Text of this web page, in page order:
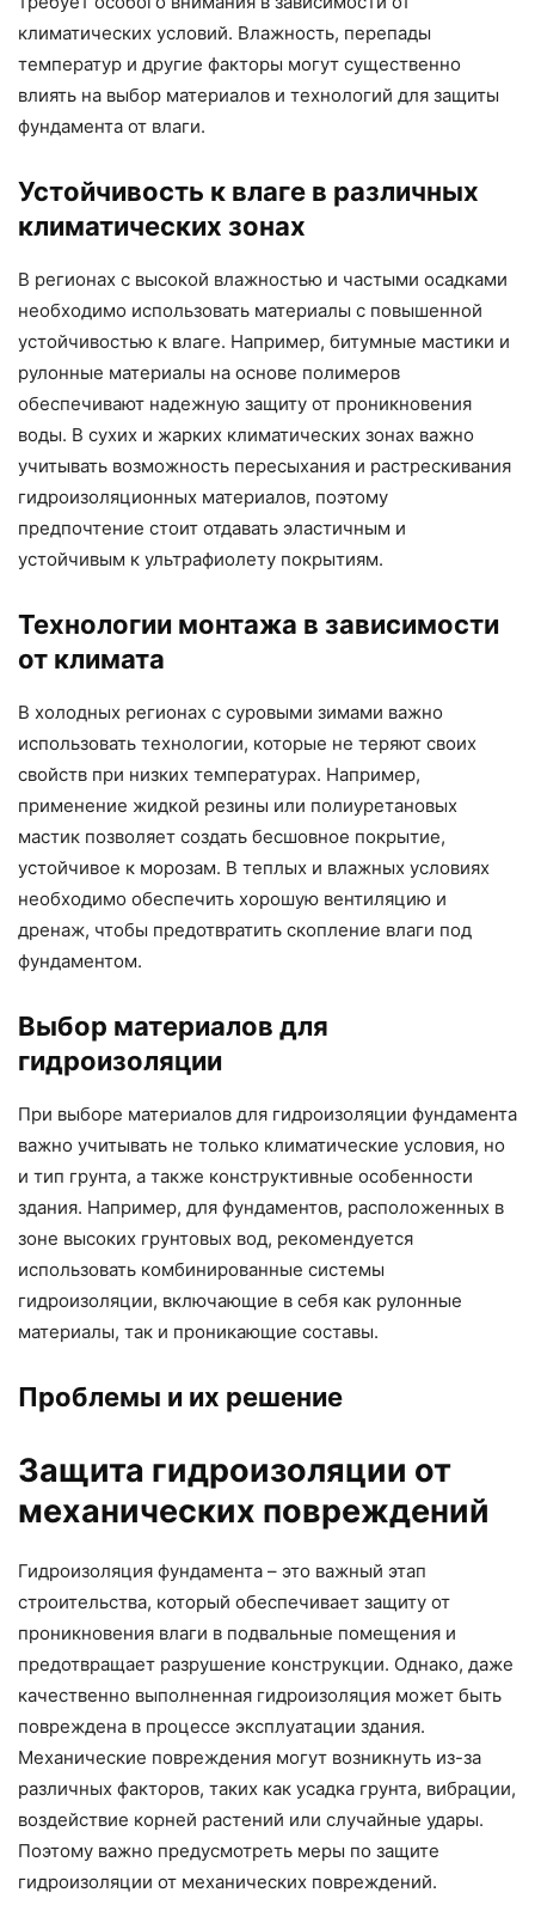
климатических условий. Влажность, перепады
температур и другие факторы могут существенно
влиять на выбор материалов и технологий для защиты
фундамента от влаги.
Устойчивость к влаге в различных
климатических зонах
В регионах с высокой влажностью и частыми осадками
необходимо использовать материалы с повышенной
устойчивостью к влаге. Например, битумные мастики и
рулонные материалы на основе полимеров
обеспечивают надежную защиту от проникновения
воды. В сухих и жарких климатических зонах важно
учитывать возможность пересыхания и растрескивания
гидроизоляционных материалов, поэтому
предпочтение стоит отдавать эластичным и
устойчивым к ультрафиолету покрытиям.
Технологии монтажа в зависимости
от климата
В холодных регионах с суровыми зимами важно
использовать технологии, которые не теряют своих
свойств при низких температурах. Например,
применение жидкой резины или полиуретановых
мастик позволяет создать бесшовное покрытие,
устойчивое к морозам. В теплых и влажных условиях
необходимо обеспечить хорошую вентиляцию и
дренаж, чтобы предотвратить скопление влаги под
фундаментом.
Выбор материалов для
гидроизоляции
При выборе материалов для гидроизоляции фундамента
важно учитывать не только климатические условия, но
и тип грунта, а также конструктивные особенности
здания. Например, для фундаментов, расположенных в
зоне высоких грунтовых вод, рекомендуется
использовать комбинированные системы
гидроизоляции, включающие в себя как рулонные
материалы, так и проникающие составы.
Проблемы и их решение
Защита гидроизоляции от
механических повреждений
Гидроизоляция фундамента – это важный этап
строительства, который обеспечивает защиту от
проникновения влаги в подвальные помещения и
предотвращает разрушение конструкции. Однако, даже
качественно выполненная гидроизоляция может быть
повреждена в процессе эксплуатации здания.
Механические повреждения могут возникнуть из-за
различных факторов, таких как усадка грунта, вибрации,
воздействие корней растений или случайные удары.
Поэтому важно предусмотреть меры по защите
гидроизоляции от механических повреждений.